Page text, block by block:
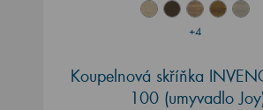
+4
Koupelnová skříňka
100 (umyvadlo